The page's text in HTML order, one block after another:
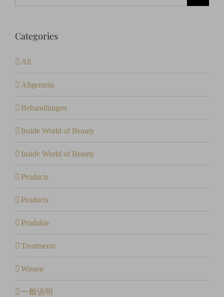
Categories
All
Allgemein
Behandlungen
Inside World of Beauty
Inside World of Beauty
Products
Products
Produkte
Treatments
Wissen
一般说明